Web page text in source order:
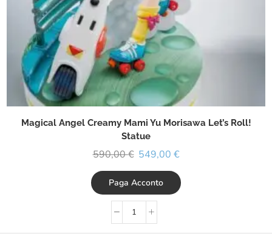
Magical Angel Creamy Mami Yu Morisawa Let’s Roll!
Statue
590,00€ 549,00 €
Paga Acconto